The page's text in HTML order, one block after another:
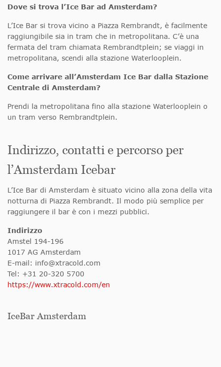
Dove si trova l’Ice Bar ad Amsterdam?
L’Ice Bar si trova vicino a Piazza Rembrandt, è facilmente
raggiungibile sia in tram che in metropolitana. C’è una
fermata del tram chiamata Rembrandtplein; se viaggi in
metropolitana, scendi alla stazione Waterlooplein.
Come arrivare all’Amsterdam Ice Bar dalla Stazione
Centrale di Amsterdam?
Prendi la metropolitana fino alla stazione Waterlooplein o
un tram verso Rembrandtplein.
Indirizzo, contatti e percorso per
l’Amsterdam Icebar
L’Ice Bar di Amsterdam è situato vicino alla zona della vita
notturna di Piazza Rembrandt. Il modo più semplice per
raggiungere il bar è con i mezzi pubblici.
Indirizzo
Amstel 194-196
1017 AG Amsterdam
E-mail: info@xtracold.com
Tel: +31 20-320 5700
https://www.xtracold.com/en
IceBar Amsterdam